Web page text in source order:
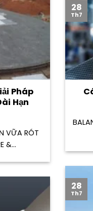
Pháp
Hạn
VỮA RÓT
&...
28
Th7
28
Th7